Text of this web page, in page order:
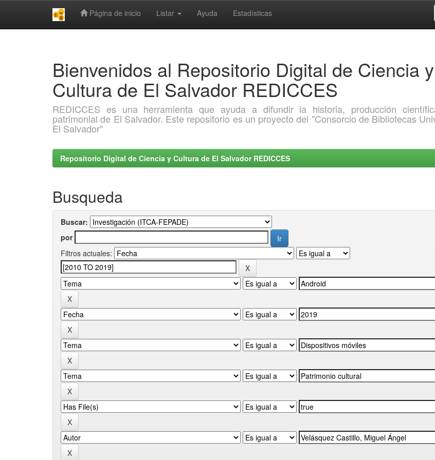
Página de inicio Listar Ayuda Estadísticas
Bienvenidos al Repositorio Digital de Ciencia y
Cultura de El Salvador REDICCES
REDICCES es una herramienta que ayuda a difundir la historia, producción
patrimonial de El Salvador. Este repositorio es un proyecto del "Consorcio de Bibliotecas
El Salvador"
Repositorio Digital de Ciencia y Cultura de El Salvador REDICCES
Busqueda
Buscar:
por
Filtros actuales: